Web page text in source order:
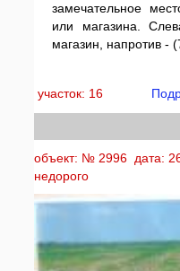
замечательное
или магазина.
магазин, напротив -
участок: 16
объект: № 2996 дата:
недорого